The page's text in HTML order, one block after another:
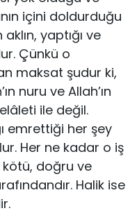
içini doldurduğu
yaptığı ve
Çünkü o
maksat şudur ki,
nuru ve Allah’ın
ile değil.
emrettiği her şey
Her ne kadar o iş
kötü, doğru ve
Halik ise